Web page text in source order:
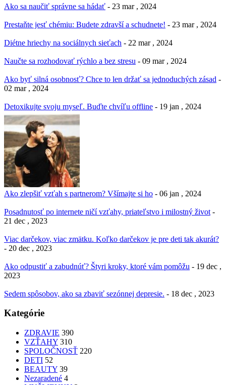
Ako sa naučiť správne sa hádať - 23 mar , 2024
Prestaňte jesť chémiu: Budete zdravší a schudnete! - 23 mar , 2024
Diétne hriechy na sociálnych sieťach - 22 mar , 2024
Naučte sa rozhodovať rýchlo a bez stresu - 09 mar , 2024
Ako byť silná osobnosť? Chce to len držať sa jednoduchých zásad -
02 mar , 2024
Detoxikujte svoju myseľ. Buďte chvíľu offline - 19 jan , 2024
Ako zlepšiť vzťah s partnerom? Všímajte si ho - 06 jan , 2024
Posadnutosť po internete ničí vzťahy, priateľstvo i milostný život -
21 dec , 2023
Viac darčekov, viac zmätku. Koľko darčekov je pre deti tak akurát?
- 20 dec , 2023
Ako odpustiť a zabudnúť? Štyri kroky, ktoré vám pomôžu - 19 dec ,
2023
Sedem spôsobov, ako sa zbaviť sezónnej depresie. - 18 dec , 2023
Kategórie
ZDRAVIE 390
VZŤAHY 310
SPOLOČNOSŤ 220
DETI 52
BEAUTY 39
Nezaradené 4